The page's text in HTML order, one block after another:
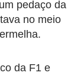
pedaço da
no meio
da F1 e